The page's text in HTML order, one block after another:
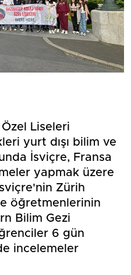
Liseleri
yurt dışı bilim ve
İsviçre, Fransa
yapmak üzere
Zürih
öğretmenlerinin
Bilim Gezi
6 gün
incelemeler